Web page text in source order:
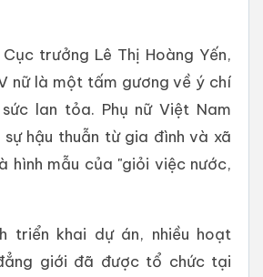
trưởng Lê Thị Hoàng Yến,
nữ là một tấm gương về ý chí
lan tỏa. Phụ nữ Việt Nam
sự hậu thuẫn từ gia đình và xã
hình mẫu của "giỏi việc nước,
triển khai dự án, nhiều hoạt
giới đã được tổ chức tại